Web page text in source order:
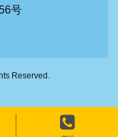
号
Reserved.